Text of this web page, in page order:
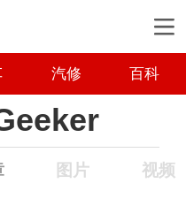
汽修 百科
图片 视频